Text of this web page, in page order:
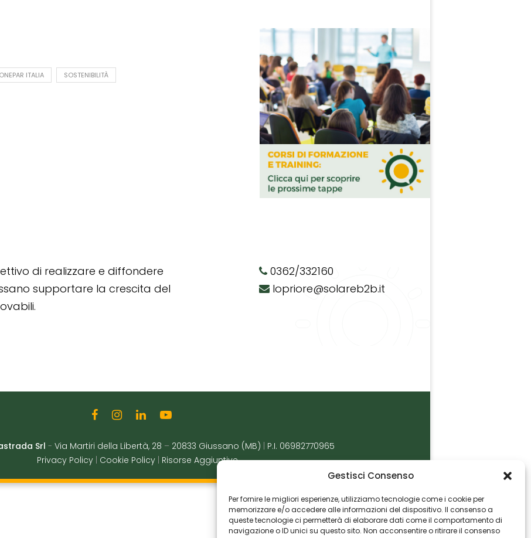
Gestisci Consenso
Per fornire le migliori esperienze, utilizziamo tecnologie come i cookie per
memorizzare e/o accedere alle informazioni del dispositivo. Il consenso a
queste tecnologie ci permetterà di elaborare dati come il comportamento di
navigazione o ID unici su questo sito. Non acconsentire o ritirare il consenso
ITALIA SOSTENIBILITÀ
di realizzare e diffondere
supportare la crescita del
0362/332160
lopriore@solareb2b.it
Srl - Via Martiri della Libertà, 28 – 20833 Giussano (MB)
P.I. 06982770965
Privacy Policy
Cookie Policy Risorse Aggiuntive